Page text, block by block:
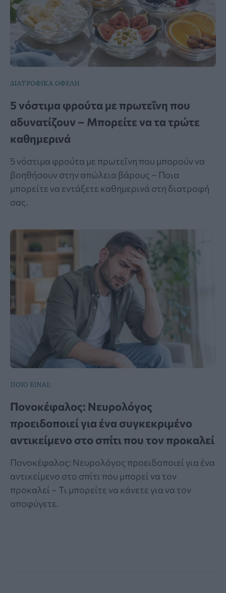
ΔΙΑΤΡΟΦΙΚΑ ΟΦΕΛΗ
5 νόστιμα φρούτα με πρωτεΐνη που
αδυνατίζουν – Μπορείτε να τα τρώτε
καθημερινά
5 νόστιμα φρούτα με πρωτεΐνη που μπορούν να
βοηθήσουν στην απώλεια βάρους – Ποια
μπορείτε να εντάξετε καθημερινά στη διατροφή
σας.
ΠΟΙΟ ΕΙΝΑΙ;
Πονοκέφαλος: Νευρολόγος
προειδοποιεί για ένα συγκεκριμένο
αντικείμενο στο σπίτι που τον προκαλεί
Πονοκέφαλος: Νευρολόγος προειδοποιεί για ένα
αντικείμενο στο σπίτι που μπορεί να τον
προκαλεί – Τι μπορείτε να κάνετε για να τον
αποφύγετε.